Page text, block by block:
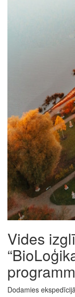
Vides
Dodamies